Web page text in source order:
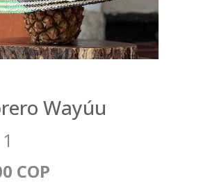
Wayúu
1
COP